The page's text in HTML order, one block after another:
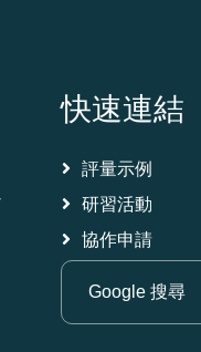
快速連結
評量示例
研習活動
協作申請